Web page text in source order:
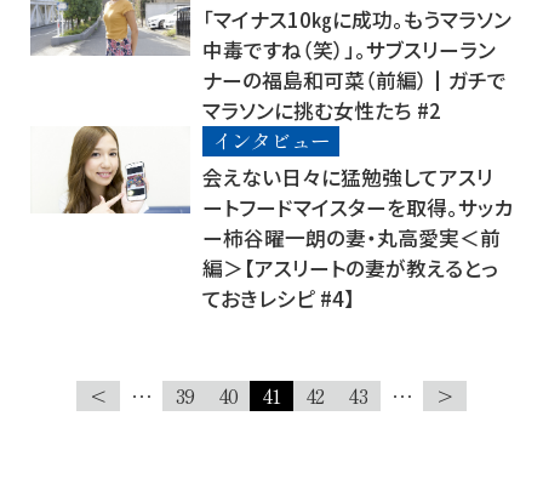
「マイナス10㎏に成功。もうマラソン
中毒ですね（笑）」。サブスリーラン
ナーの福島和可菜（前編）┃ガチで
マラソンに挑む女性たち #2
インタビュー
会えない日々に猛勉強してアスリ
ートフードマイスターを取得。サッカ
ー柿谷曜一朗の妻・丸高愛実＜前
編＞【アスリートの妻が教えるとっ
ておきレシピ #4】
< … 39 40 41 42 43 … >